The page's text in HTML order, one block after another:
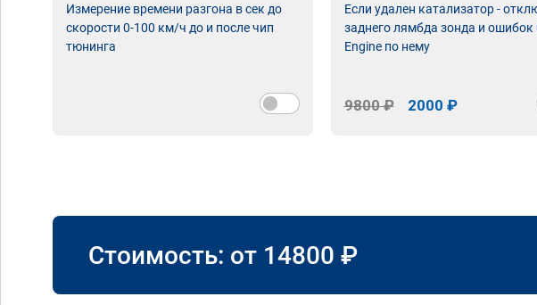
Измерение времени разгона в сек до
скорости 0-100 км/ч до и после чип
тюнинга
Если удален катализатор -
заднего лямбда зонда и ошибок
Engine по нему
9800 ₽ 2000 ₽
Стоимость: от 14800 ₽